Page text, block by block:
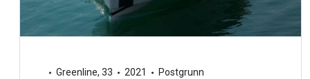
Greenline, 33 2021 Postgrunn